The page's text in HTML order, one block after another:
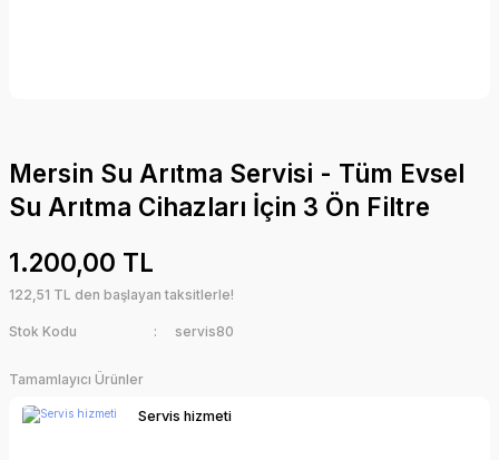
Mersin Su Arıtma Servisi - Tüm Evsel
Su Arıtma Cihazları İçin 3 Ön Filtre
1.200,00 TL
122,51 TL den başlayan taksitlerle!
Stok Kodu servis80
Tamamlayıcı Ürünler
Servis hizmeti